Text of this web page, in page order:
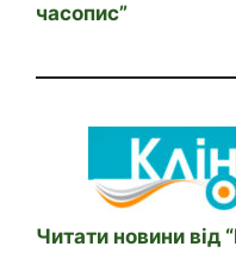
часопис”
Читати новини від